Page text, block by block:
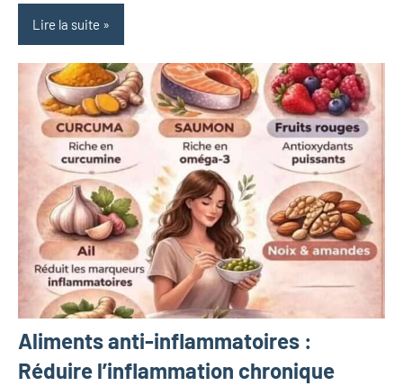
Lire la suite
Aliments anti-inflammatoires :
Réduire l’inflammation chronique